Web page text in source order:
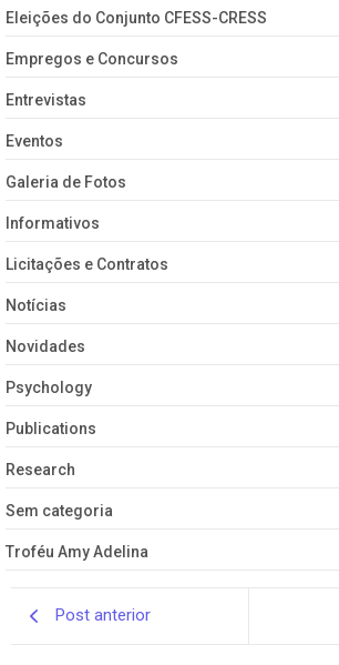
Eleições do Conjunto CFESS-CRESS
Empregos e Concursos
Entrevistas
Eventos
Galeria de Fotos
Informativos
Licitações e Contratos
Notícias
Novidades
Psychology
Publications
Research
Sem categoria
Troféu Amy Adelina
Post anterior